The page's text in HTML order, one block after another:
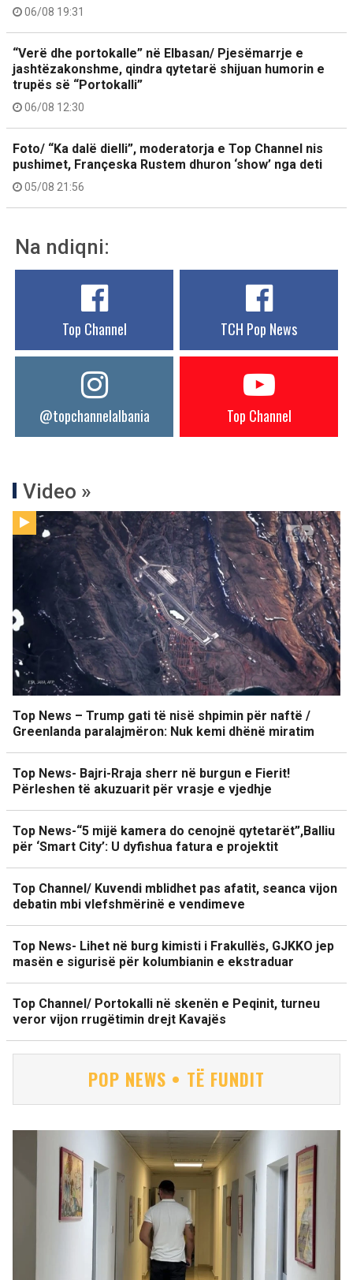
06/08 19:31
“Verë dhe portokalle” në Elbasan/ Pjesëmarrje e
jashtëzakonshme, qindra qytetarë shijuan humorin e
trupës së “Portokalli”
06/08 12:30
Foto/ “Ka dalë dielli”, moderatorja e Top Channel nis
pushimet, Françeska Rustem dhuron ‘show’ nga deti
05/08 21:56
Na ndiqni:
Top Channel TCH Pop News
@topchannelalbania Top Channel
Video »
Top News – Trump gati të nisë shpimin për naftë /
Greenlanda paralajmëron: Nuk kemi dhënë miratim
Top News- Bajri-Rraja sherr në burgun e Fierit!
Përleshen të akuzuarit për vrasje e vjedhje
Top News-“5 mijë kamera do cenojnë qytetarët”,Balliu
për ‘Smart City’: U dyfishua fatura e projektit
Top Channel/ Kuvendi mblidhet pas afatit, seanca vijon
debatin mbi vlefshmërinë e vendimeve
Top News- Lihet në burg kimisti i Frakullës, GJKKO jep
masën e sigurisë për kolumbianin e ekstraduar
Top Channel/ Portokalli në skenën e Peqinit, turneu
veror vijon rrugëtimin drejt Kavajës
POP NEWS • TË FUNDIT